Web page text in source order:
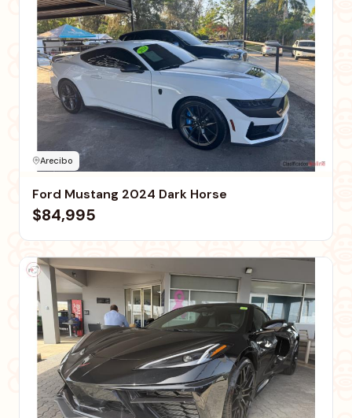
Arecibo
Ford Mustang 2024 Dark Horse
$84,995